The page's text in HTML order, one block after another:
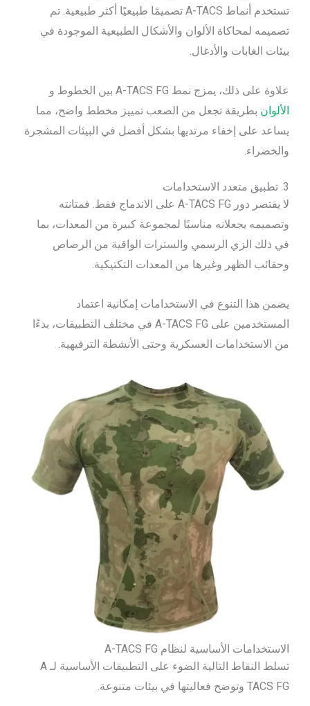
تستخدم أنماط A-TACS تصميمًا طبيعيًا أكثر طبيعية. تم
تصميمه لمحاكاة الألوان والأشكال الطبيعية الموجودة في
بيئات الغابات والأدغال.
علاوة على ذلك، يمزج نمط A-TACS FG بين الخطوط و
الألوان بطريقة تجعل من الصعب تمييز مخطط واضح، مما
يساعد على إخفاء مرتديها بشكل أفضل في البيئات المشجرة
والخضراء.
3. تطبيق متعدد الاستخدامات
لا يقتصر دور A-TACS FG على الاندماج فقط. فمتانته
وتصميمه يجعلانه مناسبًا لمجموعة كبيرة من المعدات، بما
في ذلك الزي الرسمي والسترات الواقية من الرصاص
وحقائب الظهر وغيرها من المعدات التكتيكية.
يضمن هذا التنوع في الاستخدامات إمكانية اعتماد
المستخدمين على A-TACS FG في مختلف التطبيقات، بدءًا
من الاستخدامات العسكرية وحتى الأنشطة الترفيهية.
الاستخدامات الأساسية لنظام A-TACS FG
تسلط النقاط التالية الضوء على التطبيقات الأساسية لـ A
TACS FG وتوضح فعاليتها في بيئات متنوعة.